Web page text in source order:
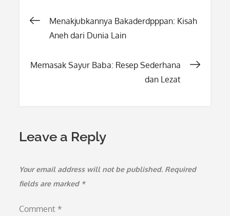
Post
Menakjubkannya Bakaderdpppan: Kisah
Aneh dari Dunia Lain
Memasak Sayur Baba: Resep Sederhana
dan Lezat
Leave a Reply
Your email address will not be published. Required
fields are marked *
Comment *